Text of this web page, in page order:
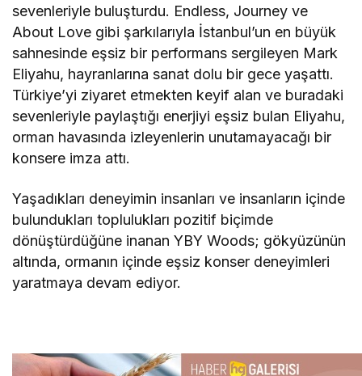
sevenleriyle buluşturdu. Endless, Journey ve
About Love gibi şarkılarıyla İstanbul’un en büyük
sahnesinde eşsiz bir performans sergileyen Mark
Eliyahu, hayranlarına sanat dolu bir gece yaşattı.
Türkiye’yi ziyaret etmekten keyif alan ve buradaki
sevenleriyle paylaştığı enerjiyi eşsiz bulan Eliyahu,
orman havasında izleyenlerin unutamayacağı bir
konsere imza attı.
Yaşadıkları deneyimin insanları ve insanların içinde
bulundukları toplulukları pozitif biçimde
dönüştürdüğüne inanan YBY Woods; gökyüzünün
altında, ormanın içinde eşsiz konser deneyimleri
yaratmaya devam ediyor.